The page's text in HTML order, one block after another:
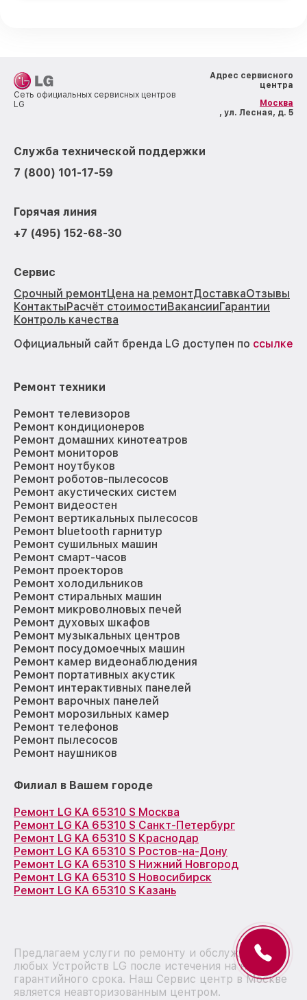
Сеть официальных сервисных центров
LG
Адрес сервисного
центра
Москва
, ул. Лесная, д. 5
Служба технической поддержки
7 (800) 101-17-59
Горячая линия
+7 (495) 152-68-30
Сервис
Срочный ремонтЦена на ремонтДоставкаОтзывы
КонтактыРасчёт стоимостиВакансииГарантии
Контроль качества
Официальный сайт бренда LG доступен по ссылке
Ремонт техники
Ремонт телевизоров
Ремонт кондиционеров
Ремонт домашних кинотеатров
Ремонт мониторов
Ремонт ноутбуков
Ремонт роботов-пылесосов
Ремонт акустических систем
Ремонт видеостен
Ремонт вертикальных пылесосов
Ремонт bluetooth гарнитур
Ремонт сушильных машин
Ремонт смарт-часов
Ремонт проекторов
Ремонт холодильников
Ремонт стиральных машин
Ремонт микроволновых печей
Ремонт духовых шкафов
Ремонт музыкальных центров
Ремонт посудомоечных машин
Ремонт камер видеонаблюдения
Ремонт портативных акустик
Ремонт интерактивных панелей
Ремонт варочных панелей
Ремонт морозильных камер
Ремонт телефонов
Ремонт пылесосов
Ремонт наушников
Филиал в Вашем городе
Ремонт LG KA 65310 S Москва
Ремонт LG KA 65310 S Санкт-Петербург
Ремонт LG KA 65310 S Краснодар
Ремонт LG KA 65310 S Ростов-на-Дону
Ремонт LG KA 65310 S Нижний Новгород
Ремонт LG KA 65310 S Новосибирск
Ремонт LG KA 65310 S Казань
Предлагаем услуги по ремонту и обслуживанию
любых Устройств LG после истечения на них
гарантийного срока. Наш Сервис центр в Москве
является неавторизованным центром.